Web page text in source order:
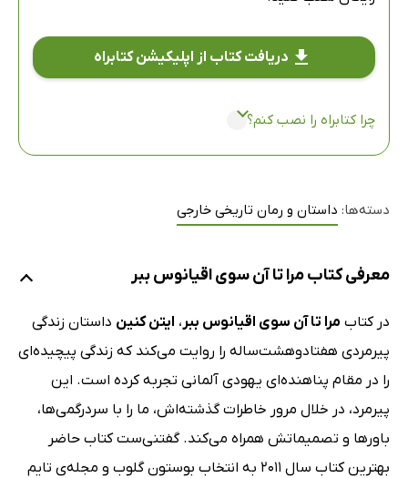
دریافت کتاب از اپلیکیشن کتابراه
چرا کتابراه را نصب کنم؟
دسته‌ها: داستان و رمان تاریخی خارجی
معرفی کتاب مرا تا آن سوی اقیانوس ببر
در کتاب مرا تا آن سوی اقیانوس ببر، ایتن کنین داستان زندگی
پیرمردی هفتادوهشت‌ساله را روایت می‌کند که زندگی پیچیده‌ای
را در مقام پناهنده‌ای یهودی آلمانی تجربه کرده است. این
پیرمرد، در خلال مرور خاطرات گذشته‌اش، ما را با سردرگمی‌ها،
باورها و تصمیماتش همراه می‌کند. گفتنی‌ست کتاب حاضر
بهترین کتاب سال 2011 به انتخاب بوستون گلوب و مجله‌ی تایم